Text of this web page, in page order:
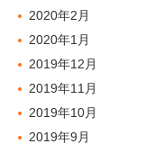
2020年2月
2020年1月
2019年12月
2019年11月
2019年10月
2019年9月